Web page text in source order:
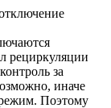
рециркуляции
за
иначе
Поэтому